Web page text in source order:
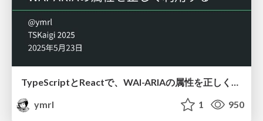
TypeScriptとReactで、WAI-ARIAの属性を正しく利用する / Fixing WAI-ARIA Typing in React with TypeScript
ymrl
1 950